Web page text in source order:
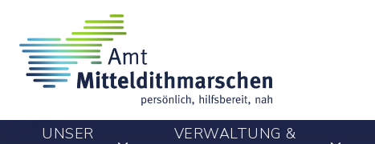
UNSER
VERWALTUNG &